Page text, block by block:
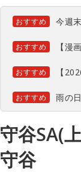
おすすめ 今週
おすすめ 【漫
おすすめ 【
おすすめ 雨の
守谷SA(
守谷